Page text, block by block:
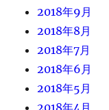
2018年9月
2018年8月
2018年7月
2018年6月
2018年5月
2018年4月